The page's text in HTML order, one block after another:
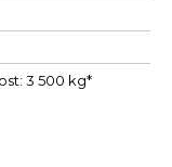
3 500 kg*